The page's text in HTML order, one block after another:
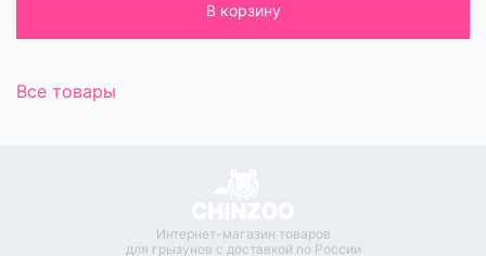
В корзину
Все товары
Интернет-магазин товаров
для грызунов с доставкой по России